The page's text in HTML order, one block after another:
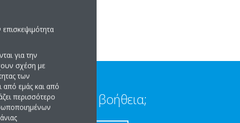
Χρειάζεστε βοήθεια;
για την
σχέση με
των
από εμάς και από
περισσότερο